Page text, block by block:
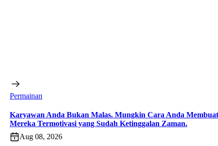
Permainan
Karyawan Anda Bukan Malas. Mungkin Cara Anda Membuat
Mereka Termotivasi yang Sudah Ketinggalan Zaman.
Aug 08, 2026